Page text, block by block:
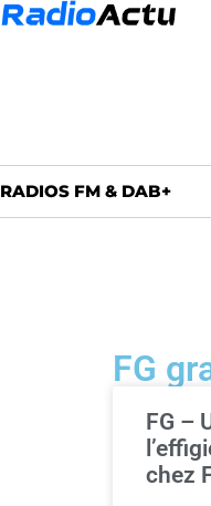
RADIOS FM & DAB+
FG
FG –
chez